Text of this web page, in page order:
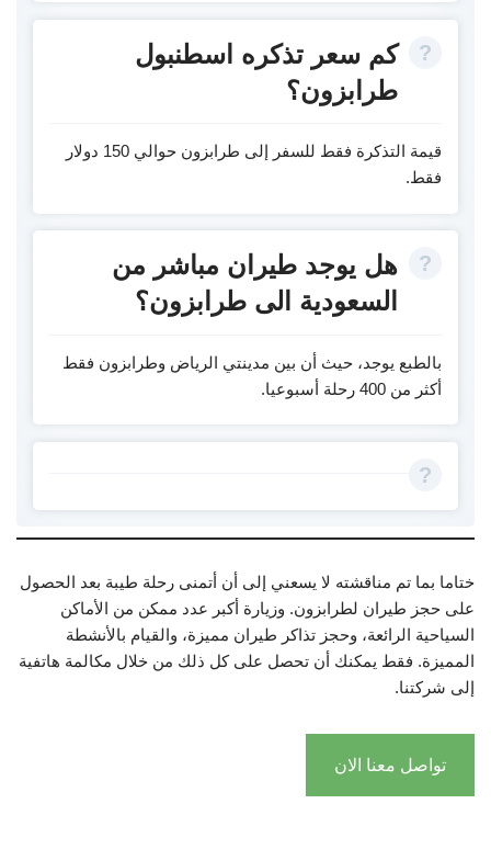
كم سعر تذكره اسطنبول
طرابزون؟
قيمة التذكرة فقط للسفر إلى طرابزون حوالي 150 دولار
فقط.
هل يوجد طيران مباشر من
السعودية الى طرابزون؟
بالطبع يوجد، حيث أن بين مدينتي الرياض وطرابزون فقط
أكثر من 400 رحلة أسبوعيا.
ختاما بما تم مناقشته لا يسعني إلى أن أتمنى رحلة طيبة بعد الحصول
على حجز طيران لطرابزون. وزيارة أكبر عدد ممكن من الأماكن
السياحية الرائعة، وحجز تذاكر طيران مميزة، والقيام بالأنشطة
المميزة. فقط يمكنك أن تحصل على كل ذلك من خلال مكالمة هاتفية
إلى شركتنا.
تواصل معنا الان